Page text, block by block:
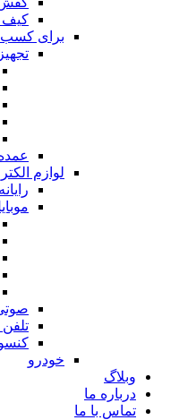
کیف
برای کسب
لوازم
رایانه
خودرو
وبلاگ
درباره ما
تماس با ما